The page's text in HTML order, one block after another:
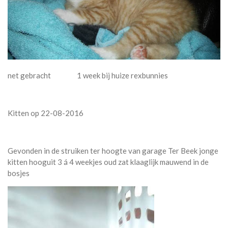
net gebracht 1 week bij huize rexbunnies
Kitten op 22-08-2016
Gevonden in de struiken ter hoogte van garage Ter Beek jonge
kitten hooguit 3 á 4 weekjes oud zat klaaglijk mauwend in de
bosjes